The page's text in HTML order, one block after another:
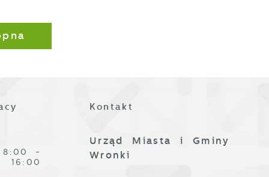
8:00 -
16:00
Kontakt
Urząd Miasta i Gminy
Wronki